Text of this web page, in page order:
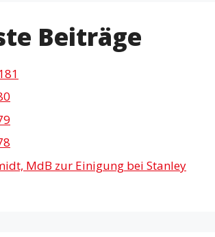
Beiträge
MdB zur Einigung bei Stanley